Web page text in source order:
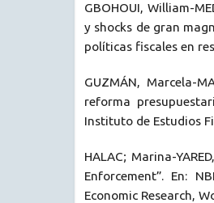
GBOHOUI, William-
y shocks de gran
políticas fiscales en
GUZMÁN, Marcela-
reforma
Instituto de Estudios
HALAC; Marina-
Enforcement”. En:
Economic Research,